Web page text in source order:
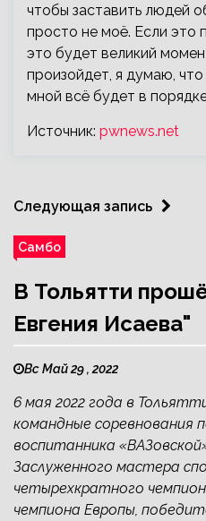
чтобы заставить людей
просто не моё. Если это
это будет великий
произойдет, я думаю,
мной всё будет в
Источник: pwnews.net
Следующая запись
Самбо
В Тольятти
Евгения Исаева"
Вс Май 29 , 2022
6 мая 2022 года в
командные соревнования
воспитанника
Заслуженного мастера
четырехкратного
чемпиона Европы,